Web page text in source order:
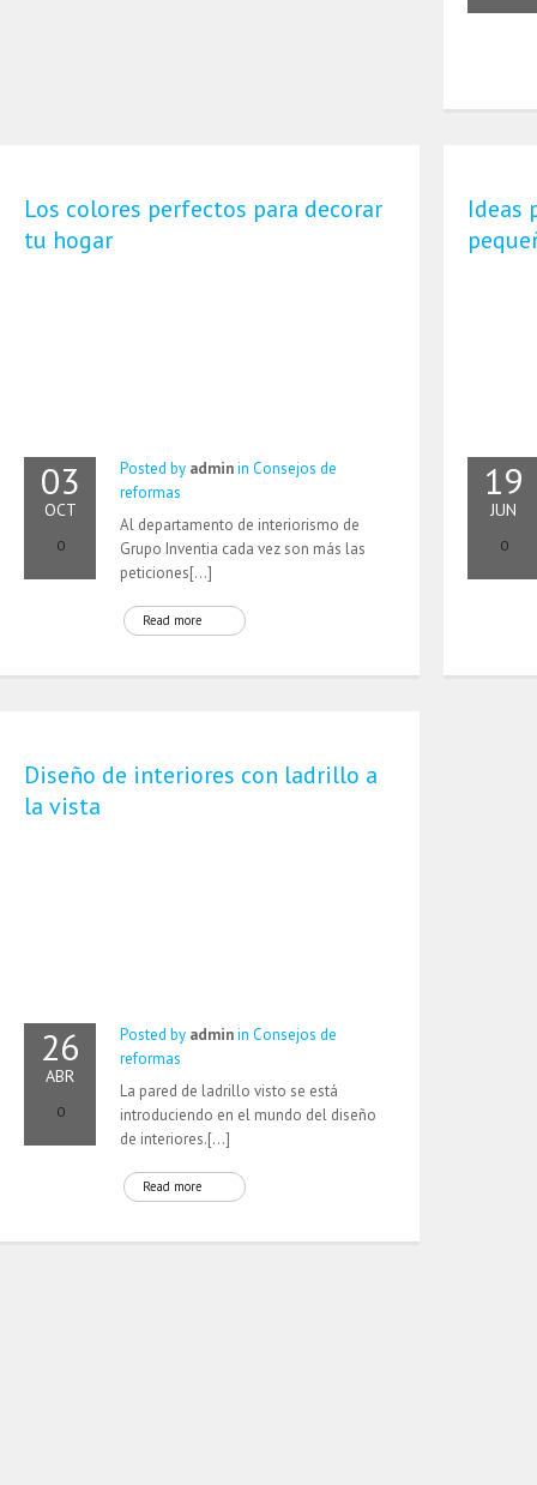
Los colores perfectos para decorar
tu hogar
03
OCT
0
Posted by adminin Consejos de
reformas
Al departamento de interiorismo de
Grupo Inventia cada vez son más las
peticiones[…]
Read more
Ideas
19
JUN
0
Diseño de interiores con ladrillo a
la vista
26
ABR
0
Posted by adminin Consejos de
reformas
La pared de ladrillo visto se está
introduciendo en el mundo del diseño
de interiores.[…]
Read more